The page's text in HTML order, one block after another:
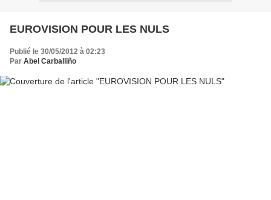
EUROVISION POUR LES NULS
Publié le 30/05/2012 à 02:23
Par Abel Carballiño